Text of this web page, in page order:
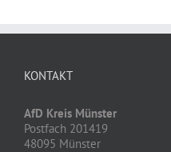
KONTAKT
AfD Kreis Münster
Postfach 201419
48095 Münster